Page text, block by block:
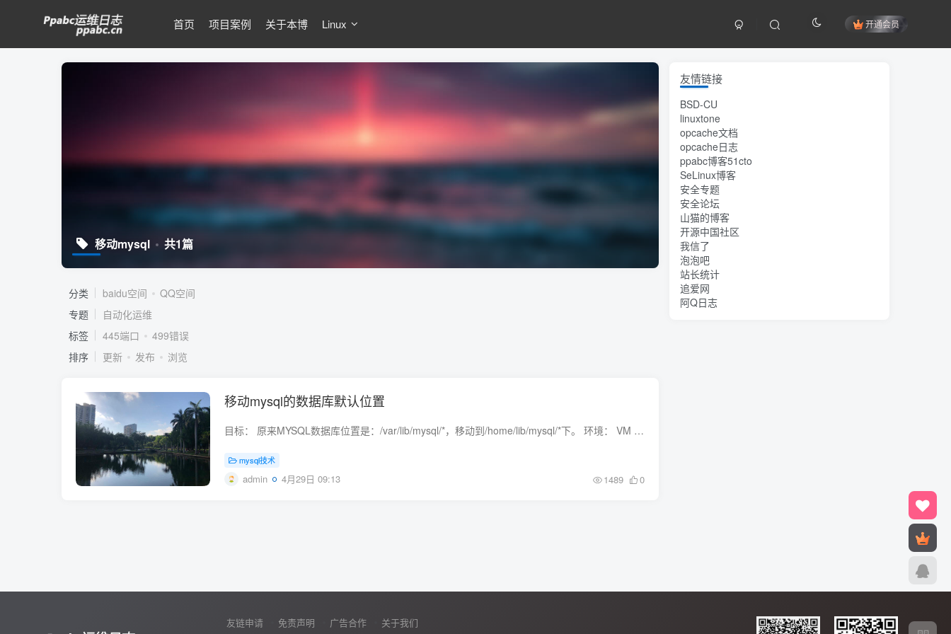
首页 项目案例 关于本博 Linux 开通会员
移动mysql 共1篇
分类 baidu空间
QQ空间
专题
自动化运维
标签
445端口
499错误
排序
更新 发布 浏览
移动mysql的数据库默认位置
目标： 原来MYSQL数据库位置是：/var/lib/mysql/*，移动到/home/lib/mysql/*下。 环境： VM WORKSTATION5 centos4.4 mysql4.1 步骤： 1。 #service mysqld stop #ps -ef |grep mysqld #确认停止...
mysql技术
admin 4月29日 09:13 1489 0
友情链接
BSD-CU
linuxtone
opcache文档
opcache日志
ppabc博客51cto
SeLinux博客
安全专题
安全论坛
山猫的博客
开源中国社区
我信了
泡泡吧
站长统计
追爱网
阿Q日志
友链申请 免责声明 广告合作 关于我们